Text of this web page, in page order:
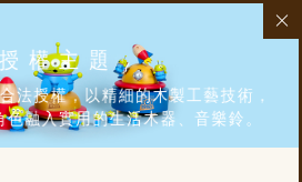
授權主題
法授權，以精細的木製工藝技術，
融入實用的生活木器、音樂鈴。